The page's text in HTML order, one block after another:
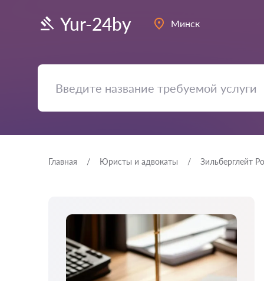
Yur-24by Минск
Главная Юристы и адвокаты Зильберглейт